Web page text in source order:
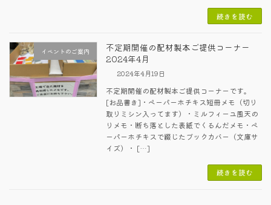
続きを読む
イベントのご案内
不定期開催の配材製本ご提供コーナー
2024年4月
2024年4月19日
不定期開催の配材製本ご提供コーナーです。
[お品書き]・ペーパーホチキス短冊メモ（切り
取りミシン入ってます）・ミルフィーユ風天の
りメモ・断ち落とした表紙でくるんだメモ・ペ
ーパーホチキスで綴じたブックカバー（文庫サ
イズ）・ […]
続きを読む